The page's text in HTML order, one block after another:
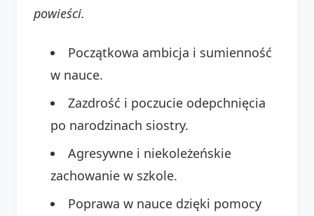
powieści.
Początkowa ambicja i sumienność
w nauce.
Zazdrość i poczucie odepchnięcia
po narodzinach siostry.
Agresywne i niekoleżeńskie
zachowanie w szkole.
Poprawa w nauce dzięki pomocy